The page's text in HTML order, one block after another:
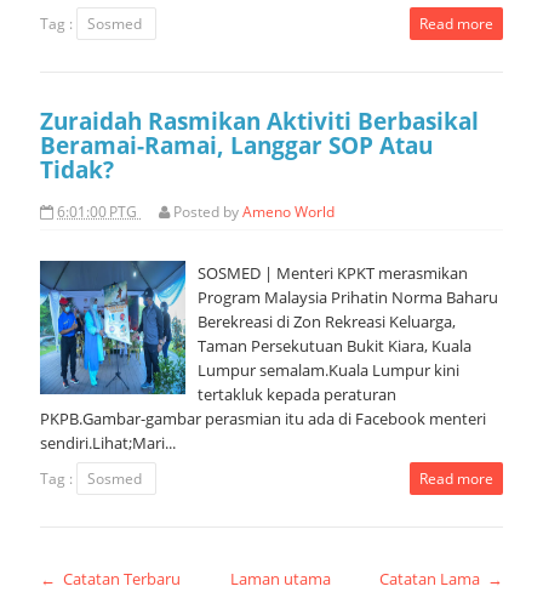
Tag : Sosmed Read more
Zuraidah Rasmikan Aktiviti Berbasikal
Beramai-Ramai, Langgar SOP Atau
Tidak?
6:01:00 PTG Posted byAmeno World
SOSMED | Menteri KPKT merasmikan
Program Malaysia Prihatin Norma Baharu
Berekreasi di Zon Rekreasi Keluarga,
Taman Persekutuan Bukit Kiara, Kuala
Lumpur semalam.Kuala Lumpur kini
tertakluk kepada peraturan
PKPB.Gambar-gambar perasmian itu ada di Facebook menteri
sendiri.Lihat;Mari...
Tag : Sosmed Read more
← Catatan Terbaru Catatan Lama →
Laman utama